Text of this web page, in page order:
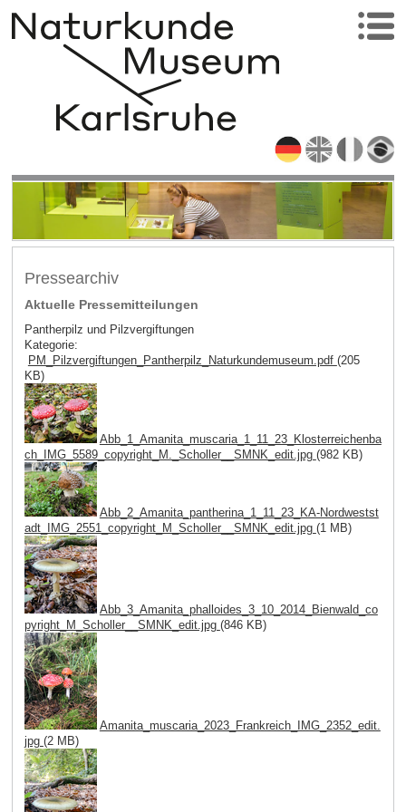
Pressearchiv
Aktuelle Pressemitteilungen
Pantherpilz und Pilzvergiftungen
Kategorie:
PM_Pilzvergiftungen_Pantherpilz_Naturkundemuseum.pdf (205
KB)
Abb_1_Amanita_muscaria_1_11_23_Klosterreichenba
ch_IMG_5589_copyright_M._Scholler__SMNK_edit.jpg (982 KB)
Abb_2_Amanita_pantherina_1_11_23_KA-Nordwestst
adt_IMG_2551_copyright_M_Scholler__SMNK_edit.jpg (1 MB)
Abb_3_Amanita_phalloides_3_10_2014_Bienwald_co
pyright_M_Scholler__SMNK_edit.jpg (846 KB)
Amanita_muscaria_2023_Frankreich_IMG_2352_edit.
jpg (2 MB)